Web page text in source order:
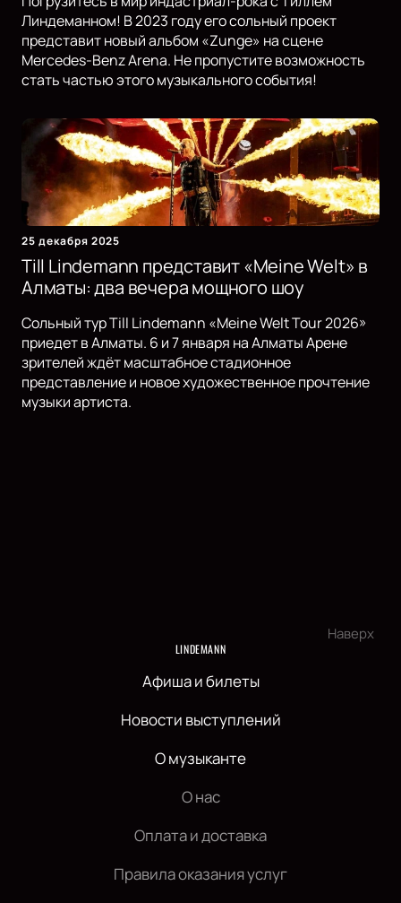
Линдеманном! В 2023 году его сольный проект
представит новый альбом «Zunge» на сцене
Mercedes-Benz Arena. Не пропустите возможность
стать частью этого музыкального события!
25 декабря 2025
Till Lindemann представит «Meine Welt» в
Алматы: два вечера мощного шоу
Сольный тур Till Lindemann «Meine Welt Tour 2026»
приедет в Алматы. 6 и 7 января на Алматы Арене
зрителей ждёт масштабное стадионное
представление и новое художественное прочтение
музыки артиста.
Наверх
LINDEMANN
Афиша и билеты
Новости выступлений
О музыканте
О нас
Оплата и доставка
Правила оказания услуг